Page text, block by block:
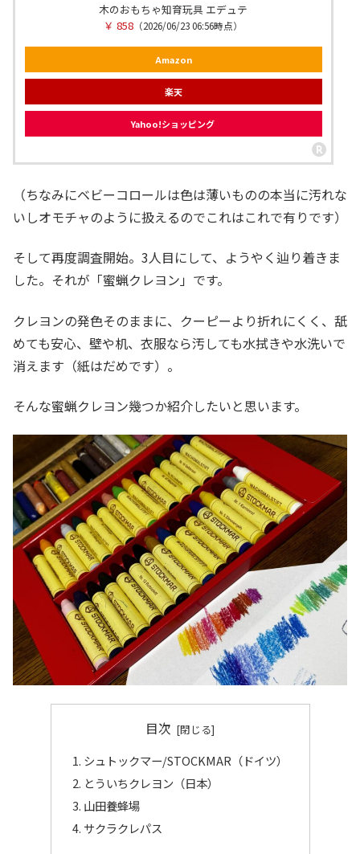
木のおもちゃ知育玩具 エデュテ
￥ 858 （2026/06/23 06:56時点）
Amazon
楽天
Yahoo!ショッピング
（ちなみにベビーコロールは色は薄いものの本当に汚れな
いしオモチャのように扱えるのでこれはこれで有りです）
そして再度調査開始。3人目にして、ようやく辿り着きま
した。それが「蜜蝋クレヨン」です。
クレヨンの発色そのままに、クーピーより折れにくく、舐
めても安心、壁や机、衣服なら汚しても水拭きや水洗いで
消えます（紙はだめです）。
そんな蜜蝋クレヨン幾つか紹介したいと思います。
目次
シュトックマー/STOCKMAR（ドイツ）
とういちクレヨン（日本）
山田養蜂場
サクラクレパス